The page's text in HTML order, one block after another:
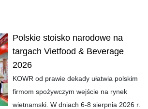
Polskie stoisko narodowe na
targach Vietfood & Beverage
2026
KOWR od prawie dekady ułatwia polskim
firmom spożywczym wejście na rynek
wietnamski. W dniach 6-8 sierpnia 2026 r.